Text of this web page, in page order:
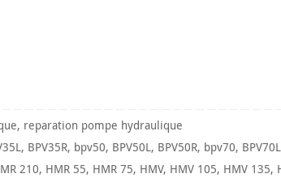
, reparation pompe hydraulique
, BPV35R, bpv50, BPV50L, BPV50R, bpv70, BPV70L
210, HMR 55, HMR 75, HMV, HMV 105, HMV 135,